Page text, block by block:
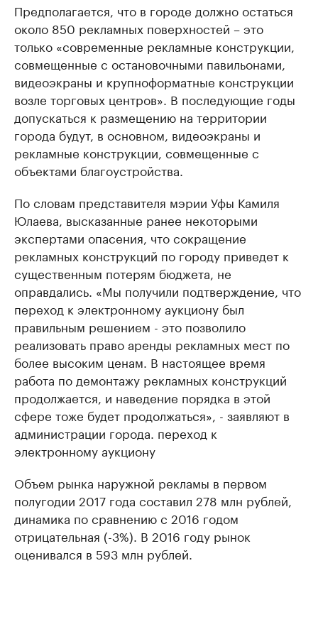
Предполагается, что в городе должно остаться
около 850 рекламных поверхностей – это
только «современные рекламные конструкции,
совмещенные с остановочными павильонами,
видеоэкраны и крупноформатные конструкции
возле торговых центров». В последующие годы
допускаться к размещению на территории
города будут, в основном, видеоэкраны и
рекламные конструкции, совмещенные с
объектами благоустройства.
По словам представителя мэрии Уфы Камиля
Юлаева, высказанные ранее некоторыми
экспертами опасения, что сокращение
рекламных конструкций по городу приведет к
существенным потерям бюджета, не
оправдались. «Мы получили подтверждение, что
переход к электронному аукциону был
правильным решением - это позволило
реализовать право аренды рекламных мест по
более высоким ценам. В настоящее время
работа по демонтажу рекламных конструкций
продолжается, и наведение порядка в этой
сфере тоже будет продолжаться», - заявляют в
администрации города. переход к
электронному аукциону
Объем рынка наружной рекламы в первом
полугодии 2017 года составил 278 млн рублей,
динамика по сравнению с 2016 годом
отрицательная (-3%). В 2016 году рынок
оценивался в 593 млн рублей.